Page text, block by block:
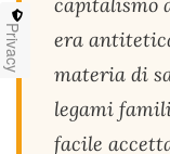
era
materia di
legami
facile
Privacy